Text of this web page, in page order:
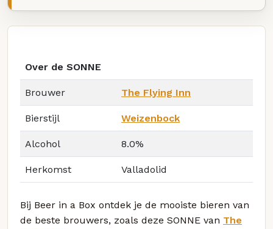
Over de SONNE
Brouwer The Flying Inn
Bierstijl Weizenbock
Alcohol 8.0%
Herkomst Valladolid
Bij Beer in a Box ontdek je de mooiste bieren van
de beste brouwers, zoals deze SONNE van The